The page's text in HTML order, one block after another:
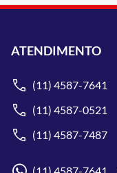
ATENDIMENTO
(11) 4587-7641
(11) 4587-0521
(11) 4587-7487